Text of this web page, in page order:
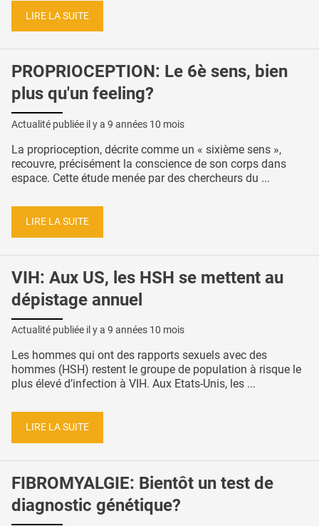
LIRE LA SUITE
PROPRIOCEPTION: Le 6è sens, bien
plus qu'un feeling?
Actualité publiée il y a 9 années 10 mois
La proprioception, décrite comme un « sixième sens »,
recouvre, précisément la conscience de son corps dans
espace. Cette étude menée par des chercheurs du ...
LIRE LA SUITE
VIH: Aux US, les HSH se mettent au
dépistage annuel
Actualité publiée il y a 9 années 10 mois
Les hommes qui ont des rapports sexuels avec des
hommes (HSH) restent le groupe de population à risque le
plus élevé d’infection à VIH. Aux Etats-Unis, les ...
LIRE LA SUITE
FIBROMYALGIE: Bientôt un test de
diagnostic génétique?